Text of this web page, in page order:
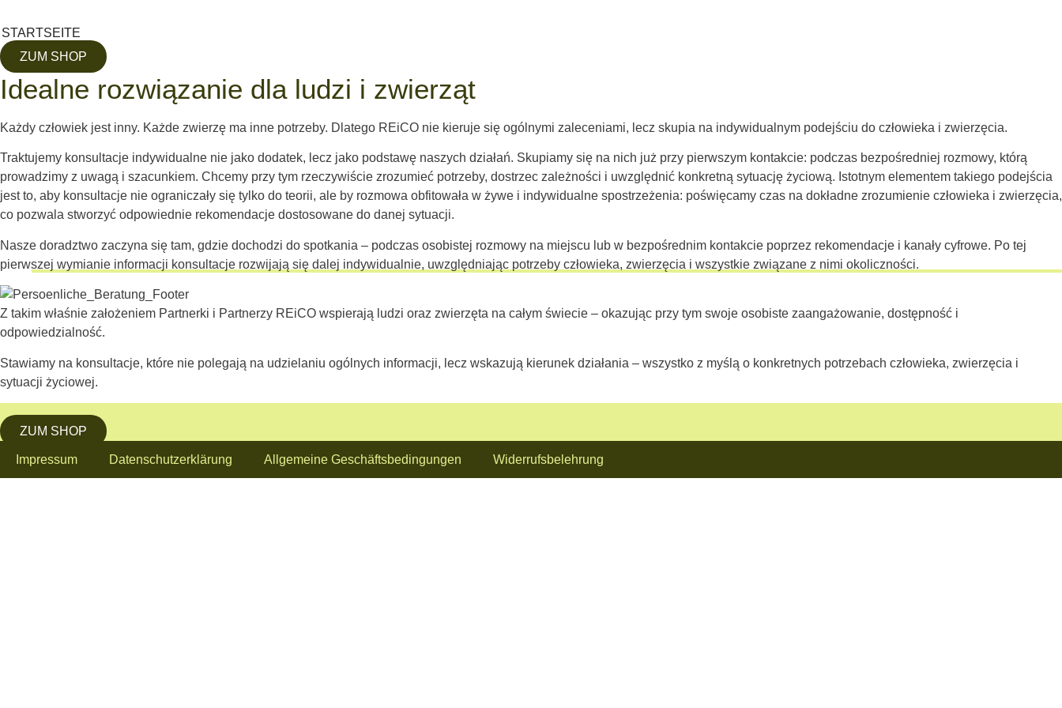
Inhalt
springen
STARTSEITE
ZUM SHOP
Idealne rozwiązanie dla ludzi i zwierząt
Każdy człowiek jest inny. Każde zwierzę ma inne potrzeby. Dlatego REiCO nie kieruje się ogólnymi zaleceniami, lecz skupia na indywidualnym podejściu do człowieka i zwierzęcia.
Traktujemy konsultacje indywidualne nie jako dodatek, lecz jako podstawę naszych działań. Skupiamy się na nich już przy pierwszym kontakcie: podczas bezpośredniej rozmowy, którą
prowadzimy z uwagą i szacunkiem. Chcemy przy tym rzeczywiście zrozumieć potrzeby, dostrzec zależności i uwzględnić konkretną sytuację życiową. Istotnym elementem takiego podejścia
jest to, aby konsultacje nie ograniczały się tylko do teorii, ale by rozmowa obfitowała w żywe i indywidualne spostrzeżenia: poświęcamy czas na dokładne zrozumienie człowieka i zwierzęcia,
co pozwala stworzyć odpowiednie rekomendacje dostosowane do danej sytuacji.
Nasze doradztwo zaczyna się tam, gdzie dochodzi do spotkania – podczas osobistej rozmowy na miejscu lub w bezpośrednim kontakcie poprzez rekomendacje i kanały cyfrowe. Po tej
pierwszej wymianie informacji konsultacje rozwijają się dalej indywidualnie, uwzględniając potrzeby człowieka, zwierzęcia i wszystkie związane z nimi okoliczności.
Z takim właśnie założeniem Partnerki i Partnerzy REiCO wspierają ludzi oraz zwierzęta na całym świecie – okazując przy tym swoje osobiste zaangażowanie, dostępność i
odpowiedzialność.
Stawiamy na konsultacje, które nie polegają na udzielaniu ogólnych informacji, lecz wskazują kierunek działania – wszystko z myślą o konkretnych potrzebach człowieka, zwierzęcia i
sytuacji życiowej.
ZUM SHOP
Impressum Datenschutzerklärung Allgemeine Geschäftsbedingungen Widerrufsbelehrung